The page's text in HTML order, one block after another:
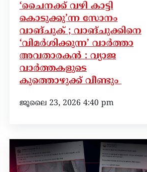
‘ചൈനക്ക് വഴി കാട്ടി
കൊടുക്കു’ന്ന സോനം
വാങ്ചുക് ; വാങ്ചുക്കിനെ
‘വിമർശിക്കുന്ന’ വാർത്താ
അവതാരകൻ : വ്യാജ
വാർത്തകളുടെ
കുത്തൊഴുക്ക് വീണ്ടും
ജൂലൈ 23, 2026 4:40 pm